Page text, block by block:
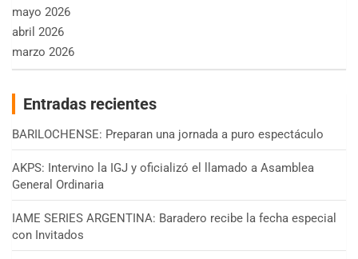
mayo 2026
abril 2026
marzo 2026
Entradas recientes
BARILOCHENSE: Preparan una jornada a puro espectáculo
AKPS: Intervino la IGJ y oficializó el llamado a Asamblea
General Ordinaria
IAME SERIES ARGENTINA: Baradero recibe la fecha especial
con Invitados